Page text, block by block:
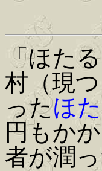
「ほた
村（現
ったほ
円もか
者が潤